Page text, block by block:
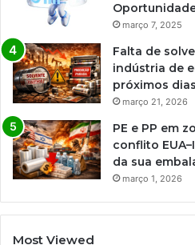
março 7, 2025
Falta de
indústria de
próximos dias
março 21, 2026
PE e PP em
conflito
da sua
março 1, 2026
Most Viewed